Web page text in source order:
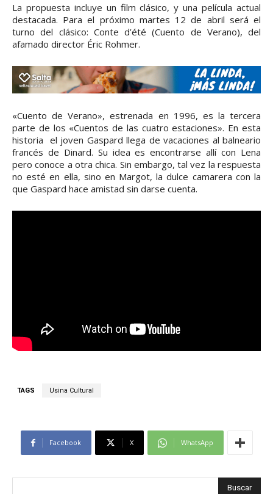
La propuesta incluye un film clásico, y una película actual
destacada. Para el próximo martes 12 de abril será el
turno del clásico: Conte d’été (Cuento de Verano), del
afamado director Éric Rohmer.
«Cuento de Verano», estrenada en 1996, es la tercera
parte de los «Cuentos de las cuatro estaciones». En esta
historia el joven Gaspard llega de vacaciones al balneario
francés de Dinard. Su idea es encontrarse allí con Lena
pero conoce a otra chica. Sin embargo, tal vez la respuesta
no esté en ella, sino en Margot, la dulce camarera con la
que Gaspard hace amistad sin darse cuenta.
TAGS Usina Cultural
Facebook X WhatsApp